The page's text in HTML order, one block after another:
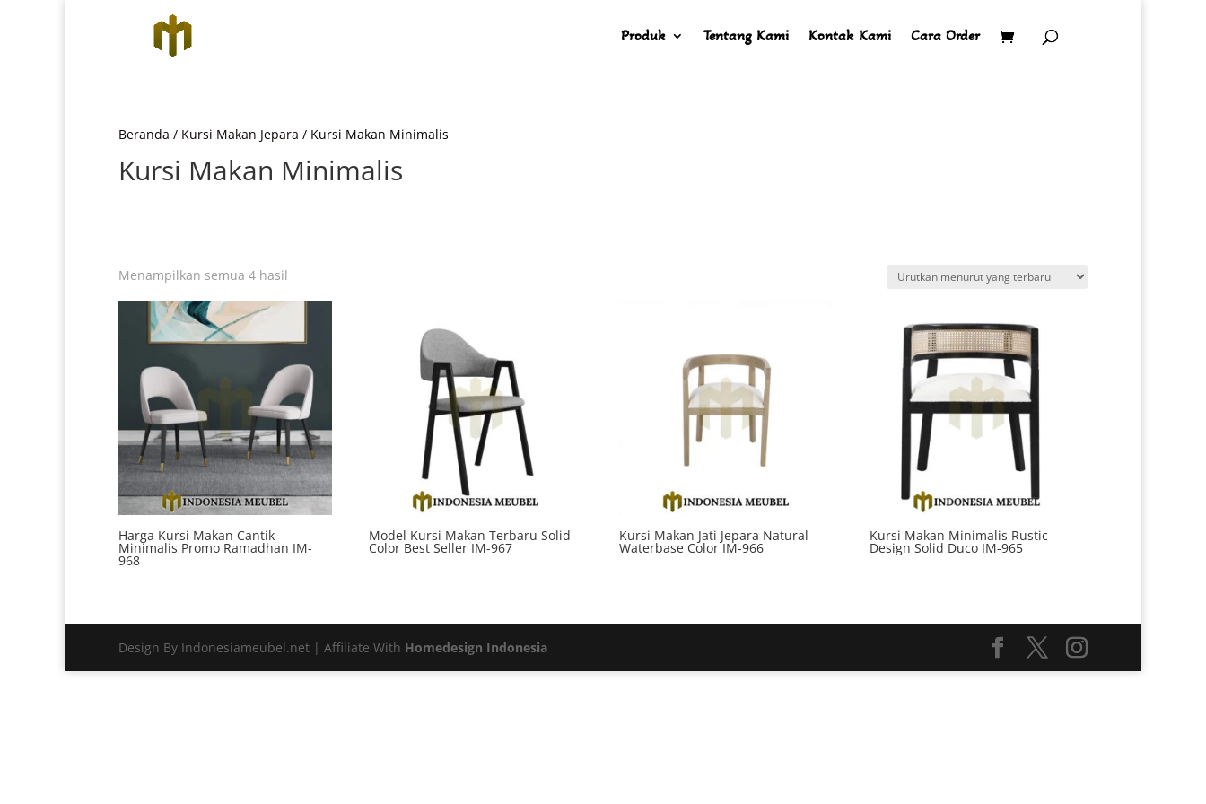
Produk Tentang Kami Kontak Kami Cara Order
Beranda / Kursi Makan Jepara / Kursi Makan Minimalis
Kursi Makan Minimalis
Menampilkan semua 4 hasil
Harga Kursi Makan Cantik
Minimalis Promo Ramadhan IM-
968
Model Kursi Makan Terbaru Solid
Color Best Seller IM-967
Kursi Makan Jati Jepara Natural
Waterbase Color IM-966
Kursi Makan Minimalis Rustic
Design Solid Duco IM-965
Design By Indonesiameubel.net | Affiliate With Homedesign Indonesia